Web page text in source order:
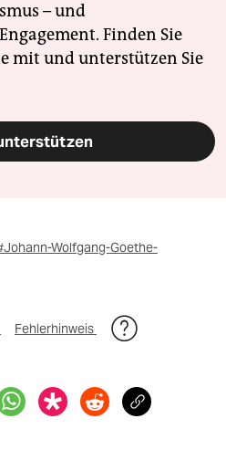
– und
Finden Sie
mit und unterstützen Sie
Wolfgang-Goethe-
Fehlerhinweis